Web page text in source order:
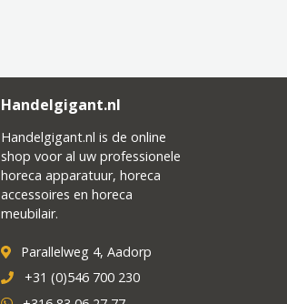
Handelgigant.nl
Handelgigant.nl is de online
shop voor al uw professionele
horeca apparatuur, horeca
accessoires en horeca
meubilair.
Parallelweg 4, Aadorp
+31 (0)546 700 230